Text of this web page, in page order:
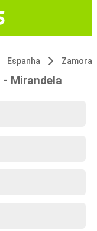
Espanha Zamora
Mirandela